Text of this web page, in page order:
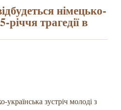
Лилия
группой
німецько-
річчя трагедії в
зустріч молоді з